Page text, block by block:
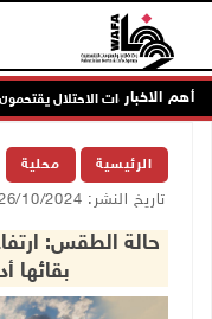
أهم الاخبار
بحماية قوات الاحتلال يقتحمون
الرئيسية محلية
تاريخ النشر: 26/10/2024 08:02 ص
حالة الطقس:
بقائها